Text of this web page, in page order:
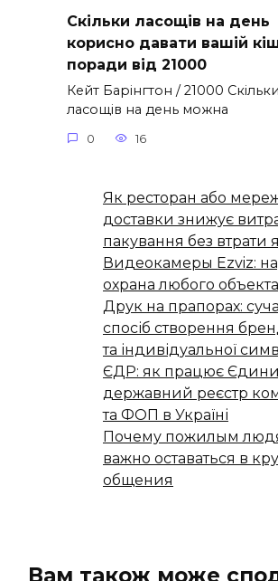
Скільки ласощів на день
корисно давати вашій
поради від 21000
Кейт Барінгтон / 21000 Скільки
ласощів на день можна
0 16
Як ресторан або
доставки знижує
пакування без втрати
Видеокамеры Ezviz:
охрана любого объекта
Друк на прапорах:
спосіб створення
та індивідуальної
ЄДР: як працює
державний реєстр
та ФОП в Україні
Почему пожилым
важно оставаться в
общения
Вам також може